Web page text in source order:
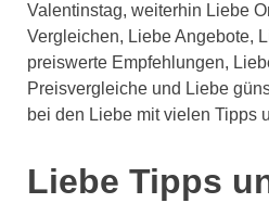
Valentinstag, weiterhin Liebe
Vergleichen, Liebe Angebote,
preiswerte Empfehlungen,
Preisvergleiche und Liebe
bei den Liebe mit vielen Tipps
Liebe Tipps